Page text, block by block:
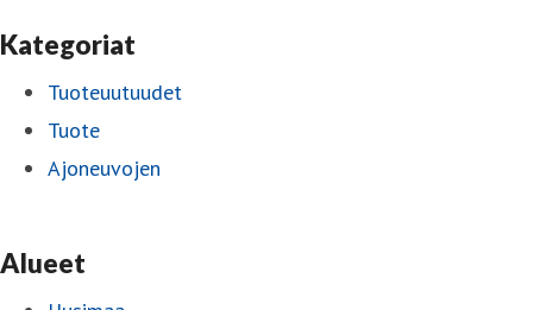
Kategoriat
Tuoteuutuudet
Tuote
Ajoneuvojen
Alueet